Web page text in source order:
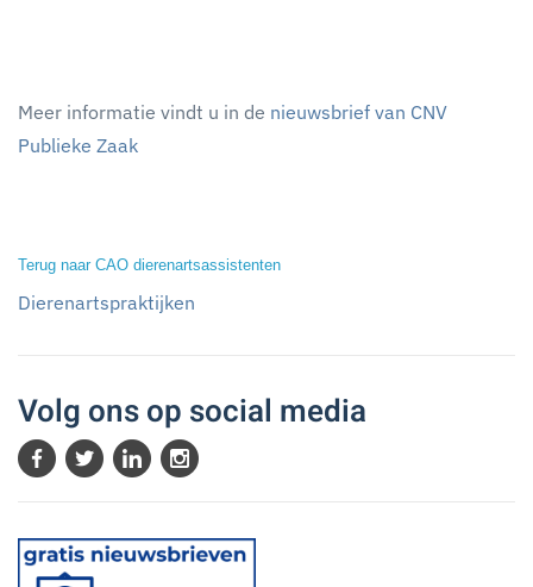
Meer informatie vindt u in de nieuwsbrief van CNV
Publieke Zaak
Terug naar CAO dierenartsassistenten
Dierenartspraktijken
Volg ons op social media